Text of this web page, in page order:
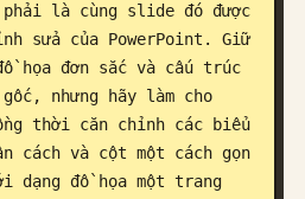
là cùng slide đó được
sửa của PowerPoint. Giữ
họa đơn sắc và cấu trúc
nhưng hãy làm cho
thời căn chỉnh các biểu
cách và cột một cách gọn
dạng đồ họa một trang